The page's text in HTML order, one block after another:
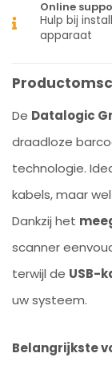
Online
Hulp bij
apparaat
De Datalogic
draadloze
technologie.
kabels, maar
Dankzij het
scanner
terwijl de USB-
uw systeem.
Belangrijkste